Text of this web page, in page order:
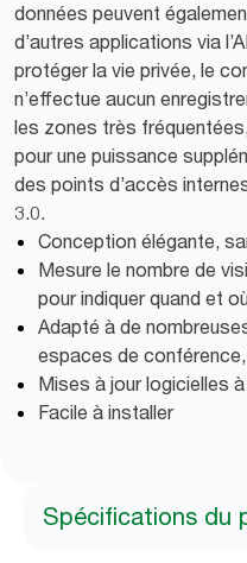
données peuvent
d’autres applications via
protéger la vie privée, le
n’effectue aucun
les zones très
pour une puissance
des points d’accès
3.0.
Conception élégante,
Mesure le nombre de
pour indiquer quand et
Adapté à de
espaces de
Mises à jour logicielles
Facile à installer
Spécifications du